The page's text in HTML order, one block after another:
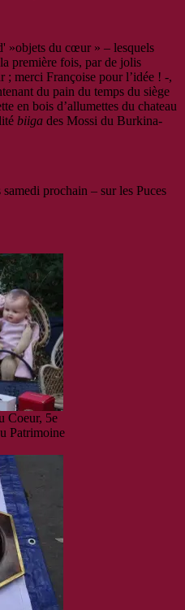
»objets du cœur » – lesquels
première fois, par de jolis
merci Françoise pour l’idée ! -,
du pain du temps du siège
en bois d’allumettes du chateau
biiga des Mossi du Burkina-
prochain – sur les Puces
Coeur, 5e
Patrimoine